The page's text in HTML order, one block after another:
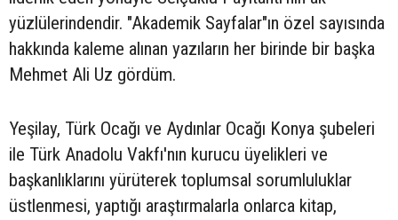
yüzlülerindendir. "Akademik Sayfalar"ın özel sayısında
hakkında kaleme alınan yazıların her birinde bir başka
Mehmet Ali Uz gördüm.
Yeşilay, Türk Ocağı ve Aydınlar Ocağı Konya şubeleri
ile Türk Anadolu Vakfı'nın kurucu üyelikleri ve
başkanlıklarını yürüterek toplumsal sorumluluklar
üstlenmesi, yaptığı araştırmalarla onlarca kitap,